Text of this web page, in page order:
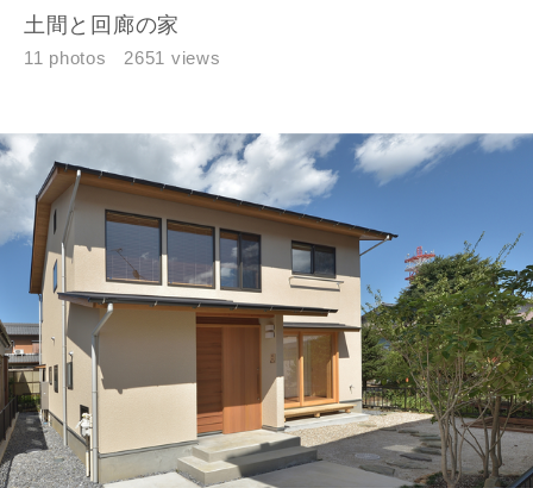
土間と回廊の家
11 photos 2651 views
お名前